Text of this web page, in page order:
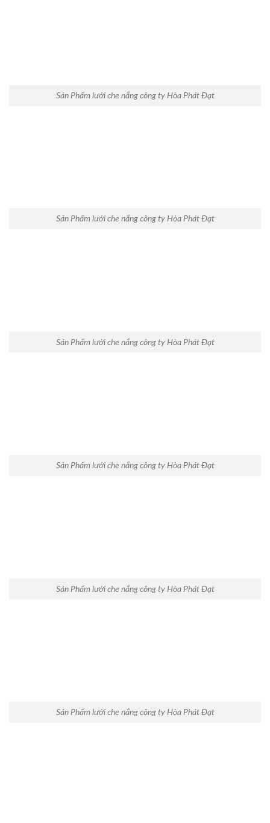
Sản Phẩm lưới che nắng công ty Hòa Phát Đạt
Sản Phẩm lưới che nắng công ty Hòa Phát Đạt
Sản Phẩm lưới che nắng công ty Hòa Phát Đạt
Sản Phẩm lưới che nắng công ty Hòa Phát Đạt
Sản Phẩm lưới che nắng công ty Hòa Phát Đạt
Sản Phẩm lưới che nắng công ty Hòa Phát Đạt